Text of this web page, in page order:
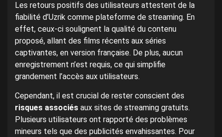
Les retours positifs des utilisateurs attestent de la
fiabilité d’Uzrik comme plateforme de streaming. En
effet, ceux-ci soulignent la qualité du contenu
proposé, allant des films récents aux séries
captivantes, en version française. De plus, aucun
enregistrement n’est requis, ce qui simplifie
grandement l’accès aux utilisateurs.
Cependant, il est crucial de rester conscient des
risques associés aux sites de streaming gratuits.
Plusieurs utilisateurs ont rapporté des problèmes
mineurs tels que des publicités envahissantes. Pour